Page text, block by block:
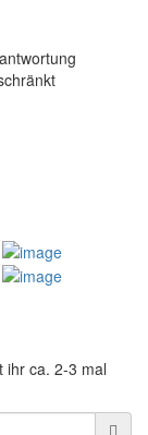
ihr ca. 2-3 mal